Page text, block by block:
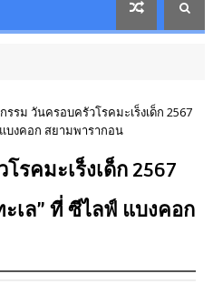
รรม วันครอบครัวโรคมะเร็งเด็ก 2567
บงคอก สยามพารากอน
รคมะเร็งเด็ก 2567
เล” ที่ ซีไลฟ์ แบงคอก